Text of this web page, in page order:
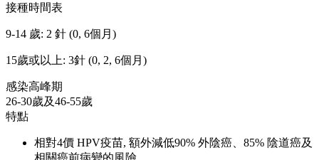
接種時間表
9-14 歲: 2 針 (0, 6個月)
15歲或以上: 3針 (0, 2, 6個月)
感染高峰期
26-30歲及46-55歲
特點
相對4價 HPV疫苗, 額外減低90% 外陰癌、85% 陰道癌及
相關癌前病變的風險